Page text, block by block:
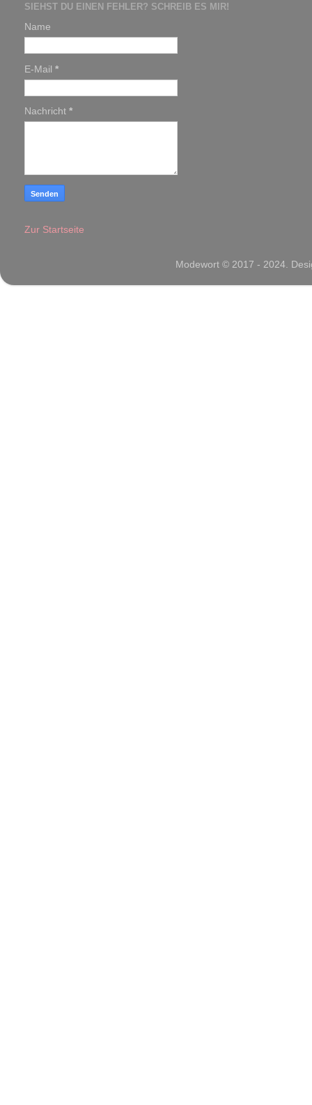
SIEHST DU EINEN FEHLER? SCHREIB ES MIR!
Name
E-Mail *
Nachricht *
Zur Startseite
Modewort © 2017 - 2024.